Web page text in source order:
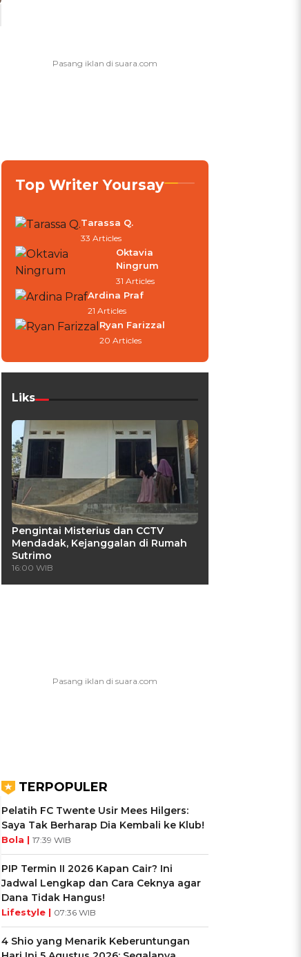
Top Writer Yoursay
Tarassa Q.
33 Articles
Oktavia
Ningrum
31 Articles
Ardina Praf
21 Articles
Ryan Farizzal
20 Articles
Liks
Pengintai Misterius dan CCTV
Mendadak, Kejanggalan di Rumah
Sutrimo
16:00 WIB
TERPOPULER
Pelatih FC Twente Usir Mees Hilgers:
Saya Tak Berharap Dia Kembali ke Klub!
Bola | 17:39 WIB
PIP Termin II 2026 Kapan Cair? Ini
Jadwal Lengkap dan Cara Ceknya agar
Dana Tidak Hangus!
Lifestyle | 07:36 WIB
4 Shio yang Menarik Keberuntungan